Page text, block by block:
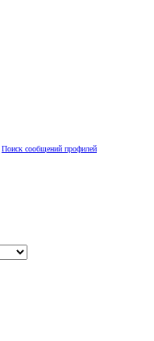
Поиск сообщений профилей